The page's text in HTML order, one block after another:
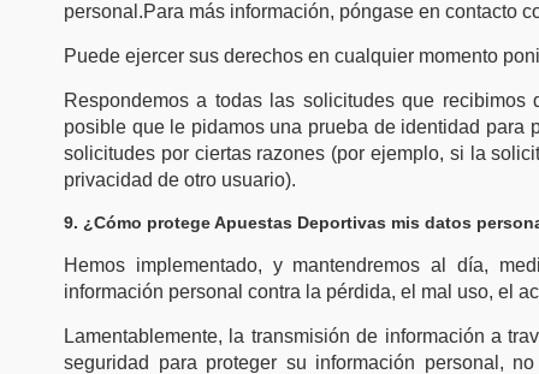
personal.Para más información, póngase en contacto
Puede ejercer sus derechos en cualquier momento
Respondemos a todas las solicitudes que
posible que le pidamos una prueba de identidad para
solicitudes por ciertas razones (por ejemplo, si la
privacidad de otro usuario).
9. ¿Cómo protege Apuestas Deportivas mis datos
Hemos implementado, y mantendremos al día,
información personal contra la pérdida, el mal uso, el
Lamentablemente, la transmisión de información a
seguridad para proteger su información personal,